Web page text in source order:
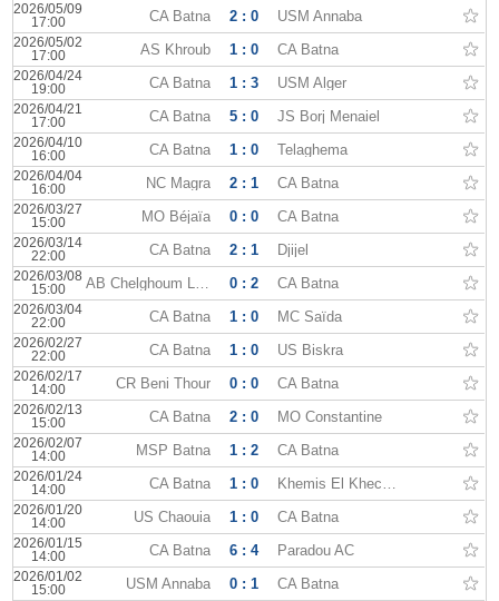
2026/05/09
17:00
CA Batna 2 : 0 USM Annaba
2026/05/02
17:00
AS Khroub 1 : 0 CA Batna
2026/04/24
19:00
CA Batna 1 : 3 USM Alger
2026/04/21
17:00
CA Batna 5 : 0 JS Borj Menaiel
2026/04/10
16:00
CA Batna 1 : 0 Telaghema
2026/04/04
16:00
NC Magra 2 : 1 CA Batna
2026/03/27
15:00
MO Béjaïa 0 : 0 CA Batna
2026/03/14
22:00
CA Batna 2 : 1 Djijel
2026/03/08
15:00
AB Chelghoum Laïd 0 : 2 CA Batna
2026/03/04
22:00
CA Batna 1 : 0 MC Saïda
2026/02/27
22:00
CA Batna 1 : 0 US Biskra
2026/02/17
14:00
CR Beni Thour 0 : 0 CA Batna
2026/02/13
15:00
CA Batna 2 : 0 MO Constantine
2026/02/07
14:00
MSP Batna 1 : 2 CA Batna
2026/01/24
14:00
CA Batna 1 : 0 Khemis El Khechna
2026/01/20
14:00
US Chaouia 1 : 0 CA Batna
2026/01/15
14:00
CA Batna 6 : 4 Paradou AC
2026/01/02
15:00
USM Annaba 0 : 1 CA Batna